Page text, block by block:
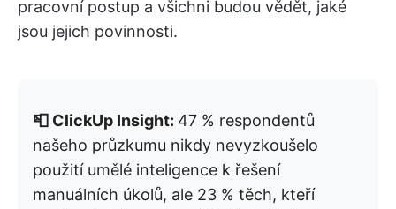
pracovní postup a všichni budou vědět, jaké
jsou jejich povinnosti.
📮 ClickUp Insight: 47 % respondentů
našeho průzkumu nikdy nevyzkoušelo
použití umělé inteligence k řešení
manuálních úkolů, ale 23 % těch, kteří